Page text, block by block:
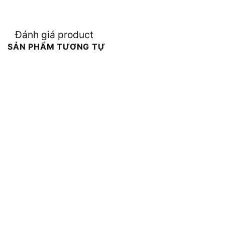
Đánh giá product
SẢN PHẨM TƯƠNG TỰ